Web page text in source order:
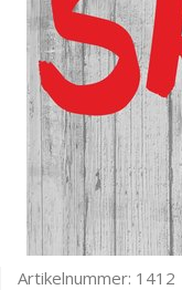
Artikelnummer: 1412